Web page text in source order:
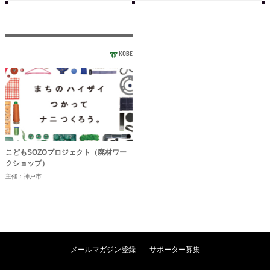
KOBE
こどもSOZOプロジェクト（廃材ワー
クショップ）
主催：神戸市
メールマガジン登録 サポーター募集